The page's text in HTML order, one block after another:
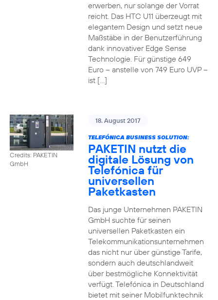
erwerben, nur solange der Vorrat
reicht. Das HTC U11 überzeugt mit
elegantem Design und setzt neue
Maßstäbe in der Benutzerführung
dank innovativer Edge Sense
Technologie. Für günstige 649
Euro – anstelle von 749 Euro UVP –
ist […]
Credits: PAKETIN
GmbH
18. August 2017
TELEFÓNICA BUSINESS SOLUTION:
PAKETIN nutzt die
digitale Lösung von
Telefónica für
universellen
Paketkasten
Das junge Unternehmen PAKETIN
GmbH suchte für seinen
universellen Paketkasten ein
Telekommunikationsunternehmen
das nicht nur über günstige Tarife,
sondern auch deutschlandweit
über bestmögliche Konnektivität
verfügt. Telefónica in Deutschland
bietet mit seiner Mobilfunktechnik